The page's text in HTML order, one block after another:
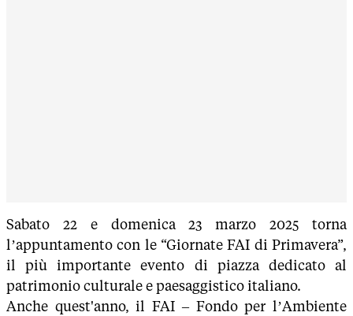
Sabato 22 e domenica 23 marzo 2025 torna
l’appuntamento con le “Giornate FAI di Primavera”,
il più importante evento di piazza dedicato al
patrimonio culturale e paesaggistico italiano.
Anche quest'anno, il FAI – Fondo per l’Ambiente